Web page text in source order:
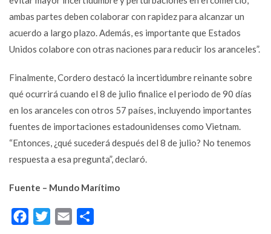
ambas partes deben colaborar con rapidez para alcanzar un
acuerdo a largo plazo. Además, es importante que Estados
Unidos colabore con otras naciones para reducir los aranceles”.
Finalmente, Cordero destacó la incertidumbre reinante sobre
qué ocurrirá cuando el 8 de julio finalice el periodo de 90 días
en los aranceles con otros 57 países, incluyendo importantes
fuentes de importaciones estadounidenses como Vietnam.
“Entonces, ¿qué sucederá después del 8 de julio? No tenemos
respuesta a esa pregunta”, declaró.
Fuente – Mundo Marítimo
FacebookTwitterEmail